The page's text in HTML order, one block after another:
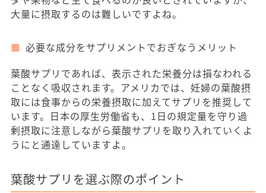
大量に摂取するのは難しいですよね。
必要な成分をサプリメントでおぎなうメリット
葉酸サプリであれば、表示された栄養分は損なわれる
ことなく吸収されます。アメリカでは、妊婦の葉酸摂
取には食事からの栄養摂取に加えてサプリを推奨して
います。日本の厚生労働省も、1日の規定量を守り過
剰摂取に注意しながら葉酸サプリを取り入れていくよ
うにと通達していますよ。
葉酸サプリを選ぶ際のポイント